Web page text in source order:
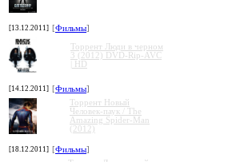
[13.12.2011] [Фильмы]
Торрент Люди в черном
3 (2012) DVD-Rip-AVC
| HD
[14.12.2011] [Фильмы]
Торрент Новый
Человек-паук / The
Amazing Spider-Man
(2012)
[18.12.2011] [Фильмы]